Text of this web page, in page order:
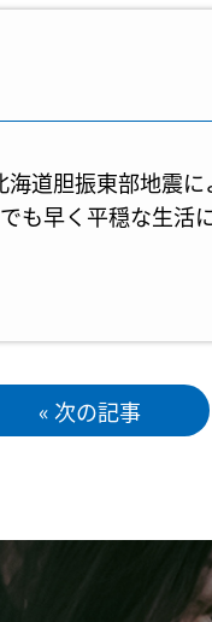
海道胆振東部地震
も早く平穏な生活
« 次の記事